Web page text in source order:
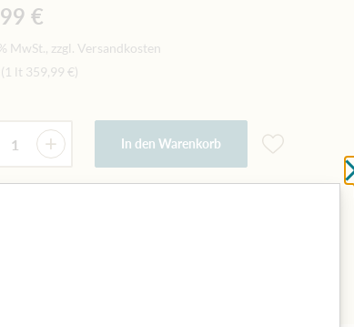
€
MwSt., zzgl. Versandkosten
(1 lt 359,99 €)
+ In den Warenkorb